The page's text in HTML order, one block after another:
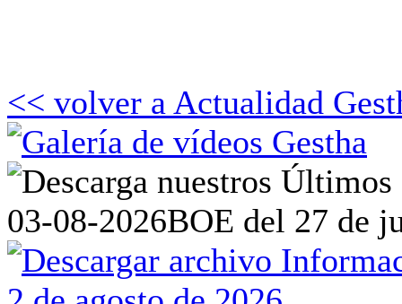
<< volver a Actualidad
03-08-2026BOE del 27 de